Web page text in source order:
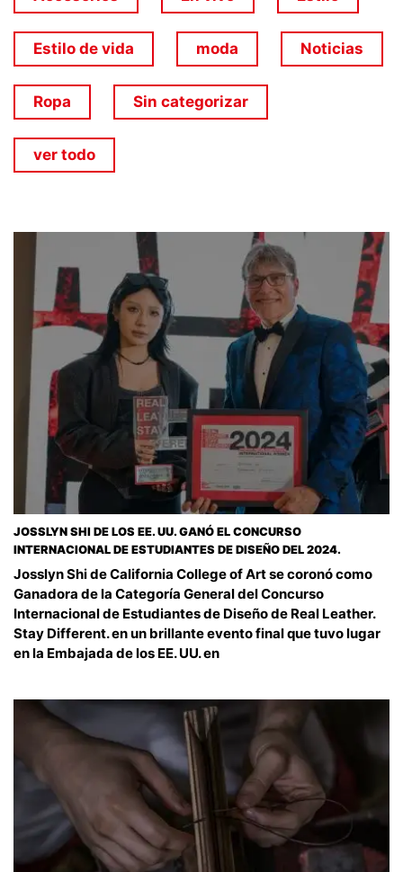
Estilo de vida moda Noticias
Ropa Sin categorizar
ver todo
JOSSLYN SHI DE LOS EE. UU. GANÓ EL CONCURSO
INTERNACIONAL DE ESTUDIANTES DE DISEÑO DEL 2024.
Josslyn Shi de California College of Art se coronó como
Ganadora de la Categoría General del Concurso
Internacional de Estudiantes de Diseño de Real Leather.
Stay Different. en un brillante evento final que tuvo lugar
en la Embajada de los EE. UU. en